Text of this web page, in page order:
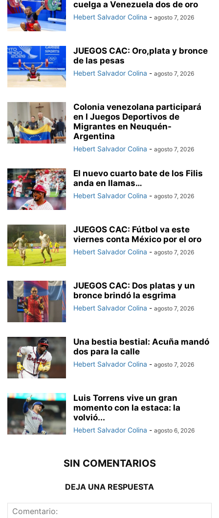
cuelga a Venezuela dos de oro
Hebert Salvador Colina - agosto 7, 2026
JUEGOS CAC: Oro,plata y bronce
de las pesas
Hebert Salvador Colina - agosto 7, 2026
Colonia venezolana participará
en I Juegos Deportivos de
Migrantes en Neuquén-
Argentina
Hebert Salvador Colina - agosto 7, 2026
El nuevo cuarto bate de los Filis
anda en llamas…
Hebert Salvador Colina - agosto 7, 2026
JUEGOS CAC: Fútbol va este
viernes conta México por el oro
Hebert Salvador Colina - agosto 7, 2026
JUEGOS CAC: Dos platas y un
bronce brindó la esgrima
Hebert Salvador Colina - agosto 7, 2026
Una bestia bestial: Acuña mandó
dos para la calle
Hebert Salvador Colina - agosto 7, 2026
Luis Torrens vive un gran
momento con la estaca: la
volvió...
Hebert Salvador Colina - agosto 6, 2026
SIN COMENTARIOS
DEJA UNA RESPUESTA